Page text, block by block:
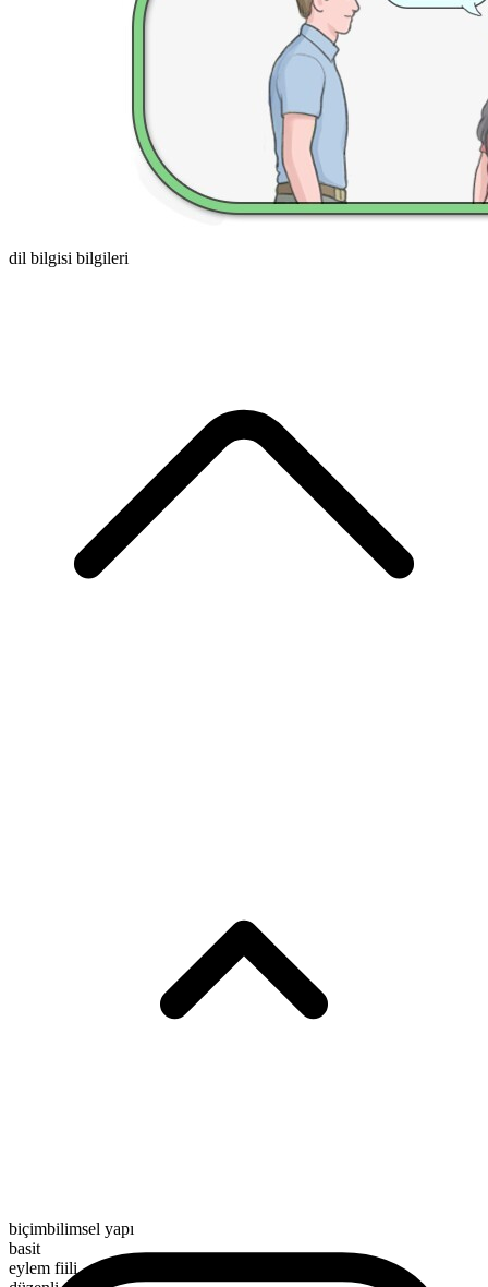
dil bilgisi bilgileri
biçimbilimsel yapı
basit
eylem fiili